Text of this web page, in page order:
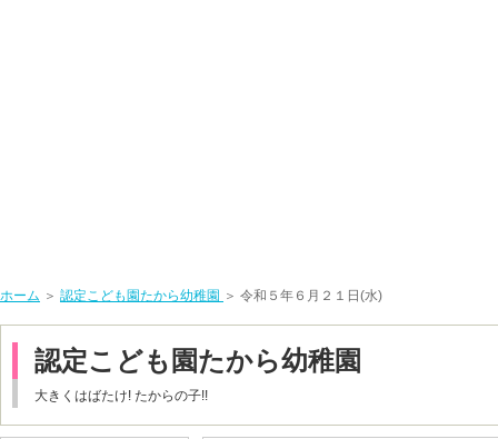
ホーム ＞ 認定こども園たから幼稚園 ＞ 令和５年６月２１日(水)
認定こども園たから幼稚園
大きくはばたけ! たからの子!!